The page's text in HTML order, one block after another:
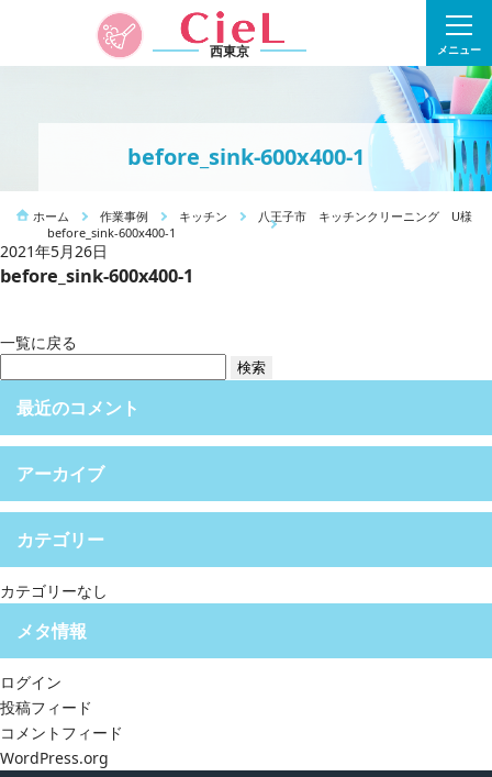
西東京 メニュー
before_sink-600x400-1
ホーム 作業事例 キッチン
八王子市 キッチンクリーニング U様
before_sink-600x400-1
2021年5月26日
before_sink-600x400-1
一覧に戻る
索:
最近のコメント
アーカイブ
カテゴリー
カテゴリーなし
メタ情報
ログイン
投稿フィード
コメントフィード
WordPress.org